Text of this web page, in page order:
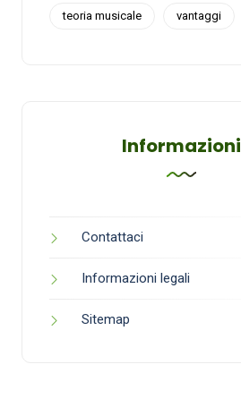
teoria musicale vantaggi
Informazioni
Contattaci
Informazioni legali
Sitemap